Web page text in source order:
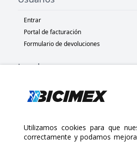
Entrar
Portal de facturación
Formulario de devoluciones
Legal
Políticas de privacidad
Políticas de devolución
Utilizamos cookies para que
correctamente y podamos